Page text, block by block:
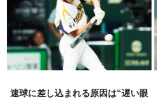
速球に差し込まれる原因は“遅い眼